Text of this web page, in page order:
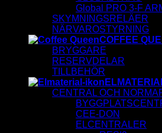
Global PRO 3-F
SKYMNINGSRELÄER
NÄRVAROSTYRNING
COFFEE
BRYGGARE
RESERVDELAR
TILLBEHÖR
CENTRAL OCH
CEE-DON
ELCENTRALER